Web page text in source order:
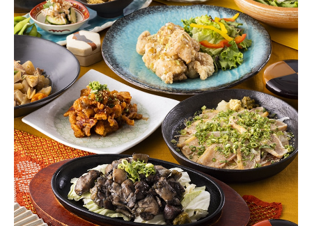
【ひな鶏コース・逸品】
※コース写真はイメージです
※選べる鍋／選べる鍋〆の場合はご予約時にご希望をお伝えくだ
さい
■スタンダード飲み放題付き（お席時間120分、ラストオーダー30
分前）
＋500円で生ビールも飲めるプレミアム飲み放題に変更可能
■お料理内容
【先付】ふっくら 鶏屋の季節野菜筑前煮
【前菜】ゆず塩枝豆、鶏皮ポン酢